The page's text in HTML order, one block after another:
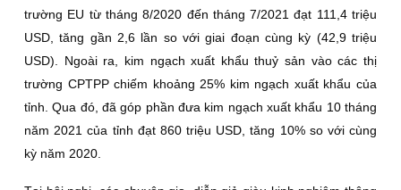
trường EU từ tháng 8/2020 đến tháng 7/2021 đạt 111,4 triệu
USD, tăng gần 2,6 lần so với giai đoạn cùng kỳ (42,9 triệu
USD). Ngoài ra, kim ngạch xuất khẩu thuỷ sản vào các thị
trường CPTPP chiếm khoảng 25% kim ngạch xuất khẩu của
tỉnh. Qua đó, đã góp phần đưa kim ngạch xuất khẩu 10 tháng
năm 2021 của tỉnh đạt 860 triệu USD, tăng 10% so với cùng
kỳ năm 2020.